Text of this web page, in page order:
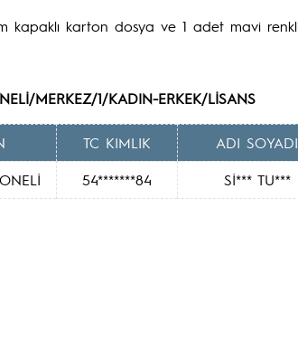
kapaklı karton dosya ve 1 adet mavi
MERKEZ/1/KADIN-ERKEK/LİSANS
TC KIMLIK ADI SOYADI
54*******84 Sİ*** TU***